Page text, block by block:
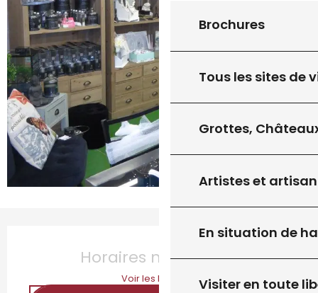
Brochures
Tous les sites de
Grottes,
Artistes et
En situation de
Visiter en toute
Ouverture et coordonnées
Horaires non définis
Voir les horaires